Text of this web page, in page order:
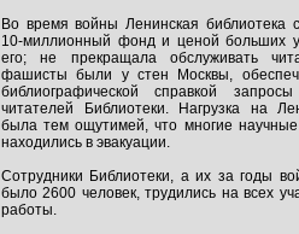
Во время войны Ленинская библиотека
10-миллионный фонд и ценой больших
его; не прекращала обслуживать
фашисты были у стен Москвы,
библиографической справкой
читателей Библиотеки. Нагрузка на
была тем ощутимей, что многие
находились в эвакуации.
Сотрудники Библиотеки, а их за годы
было 2600 человек, трудились на всех
работы.